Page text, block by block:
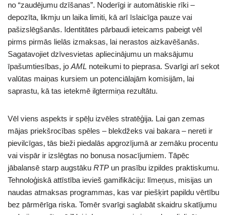
no “zaudējumu dzīšanas”. Noderīgi ir automātiskie rīki –
depozīta, likmju un laika limiti, kā arī īslaicīga pauze vai
pašizslēgšanās. Identitātes pārbaudi ieteicams pabeigt vēl
pirms pirmās lielās izmaksas, lai nerastos aizkavēšanās.
Sagatavojiet dzīvesvietas apliecinājumu un maksājumu
īpašumtiesības, jo AML noteikumi to pieprasa. Svarīgi arī sekot
valūtas maiņas kursiem un potenciālajām komisijām, lai
saprastu, kā tas ietekmē ilgtermiņa rezultātu.
Vēl viens aspekts ir spēļu izvēles stratēģija. Lai gan zemas
mājas priekšrocības spēles – blekdžeks vai bakara – nereti ir
pievilcīgas, tās bieži piedalās apgrozījumā ar zemāku procentu
vai vispār ir izslēgtas no bonusa nosacījumiem. Tāpēc
jābalansē starp augstāku RTP un prasību izpildes praktiskumu.
Tehnoloģiskā attīstība ievieš gamifikāciju: līmeņus, misijas un
naudas atmaksas programmas, kas var piešķirt papildu vērtību
bez pārmērīga riska. Tomēr svarīgi saglabāt skaidru skatījumu